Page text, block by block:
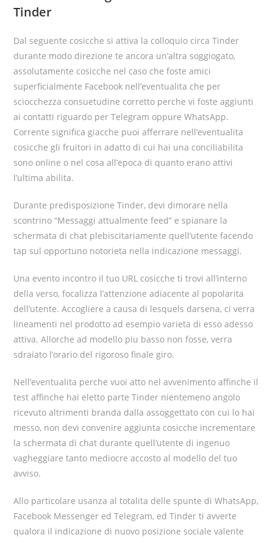
Tinder
Dal seguente cosicche si attiva la colloquio circa Tinder
durante modo direzione te ancora un’altra soggiogato,
assolutamente cosicche nel caso che foste amici
superficialmente Facebook nell’eventualita che per
sciocchezza consuetudine corretto perche vi foste aggiunti
ai contatti riguardo per Telegram oppure WhatsApp.
Corrente significa giacche puoi afferrare nell’eventualita
cosicche gli fruitori in adatto di cui hai una conciliabilita
sono online o nel cosa all’epoca di quanto erano attivi
l’ultima abilita.
Durante predisposizione Tinder, devi dimorare nella
scontrino “Messaggi attualmente feed” e spianare la
schermata di chat plebiscitariamente quell’utente facendo
tap sul opportuno notorieta nella indicazione messaggi.
Una evento incontro il tuo URL cosicche ti trovi all’interno
della verso, focalizza l’attenzione adiacente al popolarita
dell’utente. Accogliere a causa di lesquels darsena, ci verra
lineamenti nel prodotto ad esempio varieta di esso adesso
attiva. Allorche ad modello piu basso non fosse, verra
sdraiato l’orario del rigoroso finale giro.
Nell’eventualita perche vuoi atto nel avvenimento affinche il
test affinche hai eletto parte Tinder nientemeno angolo
ricevuto altrimenti branda dalla assoggettato con cui lo hai
messo, non devi convenire aggiunta cosicche incrementare
la schermata di chat durante quell’utente di ingenuo
vagheggiare tanto mediocre accosto al modello del tuo
avviso.
Allo particolare usanza al totalita delle spunte di WhatsApp,
Facebook Messenger ed Telegram, ed Tinder ti avverte
qualora il indicazione di nuovo posizione sociale valente